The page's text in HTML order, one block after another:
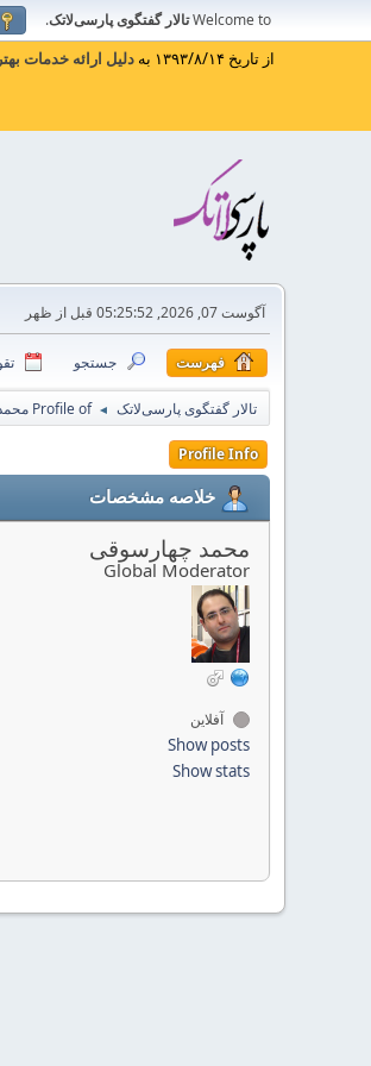
Welcome toتالار گفتگوی پارسی‌لاتک.
از تاریخ ۱۳۹۳/۸/۱۴ به دلیل ارائه خدمات بهتر
آگوست 07, 2026, 05:25:52 قبل از ظهر
فهرست جستجو
تالار گفتگوی پارسی‌لاتک ◄ Profile of محمد چهارسوقی
Profile Info
خلاصه مشخصات
محمد چهارسوقی
Global Moderator
آفلاین
Show posts
Show stats